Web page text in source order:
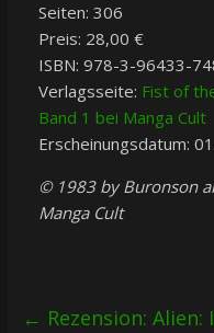
Seiten: 306
Preis: 28,00 €
ISBN: 978-3-96433-
Verlagsseite: Fist of
Band 1 bei Manga Cult
Erscheinungsdatum:
© 1983 by Buronson
Manga Cult
← Rezension: Alien: